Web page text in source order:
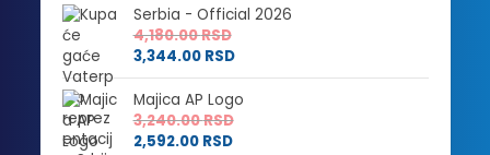
Serbia - Official 2026
4,180.00RSD
3,344.00 RSD
Majica AP Logo
3,240.00RSD
2,592.00 RSD